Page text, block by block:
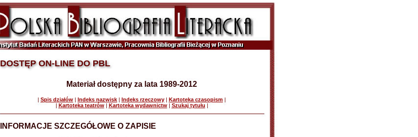
DOSTĘP ON-LINE DO PBL
Materiał dostępny za lata 1989-2012
| Spis działów | Indeks nazwisk | Indeks rzeczowy | Kartoteka czasopism |
| Kartoteka teatrów| Kartoteka wydawnictw| Szukaj tytułu |
INFORMACJE SZCZEGÓŁOWE O ZAPISIE